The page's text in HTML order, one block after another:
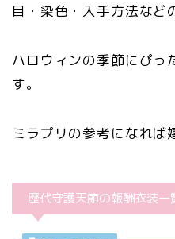
目・染色・入手方法など
ハロウィンの季節にぴっ
す。
ミラプリの参考になれば
歴代守護天節の報酬衣装一